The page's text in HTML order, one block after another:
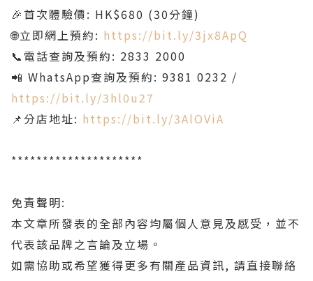
🎉首次體驗價: HK$680 (30分鐘)
🌐立即網上預約: https://bit.ly/3jx8ApQ
📞電話查詢及預約: 2833 2000
📲 WhatsApp查詢及預約: 9381 0232 /
https://bit.ly/3hl0u27
📌分店地址: https://bit.ly/3AlOViA
*********************
免責聲明:
本文章所發表的全部內容均屬個人意見及感受，並不
代表該品牌之言論及立場。
如需協助或希望獲得更多有關產品資訊, 請直接聯絡